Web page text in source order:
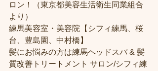
ロン！（東京都美容生活衛生同業組合
より）
練馬美容室・美容院【シフィ練馬、桜
台、豊島園、中村橋】
髪にお悩みの方は練馬ヘッドスパ & 髪
質改善トリートメント サロン/シフィ練